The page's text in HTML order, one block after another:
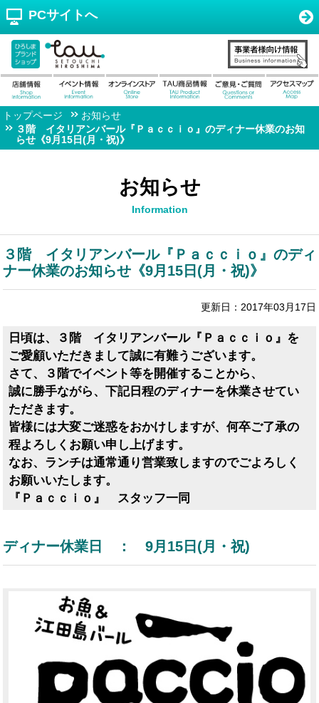
PCサイトへ
トップページ
お知らせ
３階 イタリアンバール『Ｐａｃｃｉｏ』のディナー休業のお知
らせ《9月15日(月・祝)》
お知らせ
Information
３階 イタリアンバール『Ｐａｃｃｉｏ』のディ
ナー休業のお知らせ《9月15日(月・祝)》
更新日：2017年03月17日
日頃は、３階 イタリアンバール『Ｐａｃｃｉｏ』を
ご愛顧いただきまして誠に有難うございます。
さて、３階でイベント等を開催することから、
誠に勝手ながら、下記日程のディナーを休業させてい
ただきます。
皆様には大変ご迷惑をおかけしますが、何卒ご了承の
程よろしくお願い申し上げます。
なお、ランチは通常通り営業致しますのでごよろしく
お願いいたします。
『Ｐａｃｃｉｏ』 スタッフ一同
ディナー休業日 ： 9月15日(月・祝)